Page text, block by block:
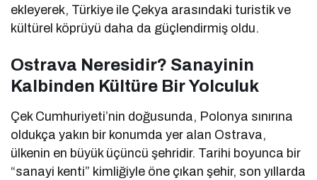
ekleyerek, Türkiye ile Çekya arasındaki turistik ve
kültürel köprüyü daha da güçlendirmiş oldu.
Ostrava Neresidir? Sanayinin
Kalbinden Kültüre Bir Yolculuk
Çek Cumhuriyeti’nin doğusunda, Polonya sınırına
oldukça yakın bir konumda yer alan Ostrava,
ülkenin en büyük üçüncü şehridir. Tarihi boyunca bir
“sanayi kenti” kimliğiyle öne çıkan şehir, son yıllarda